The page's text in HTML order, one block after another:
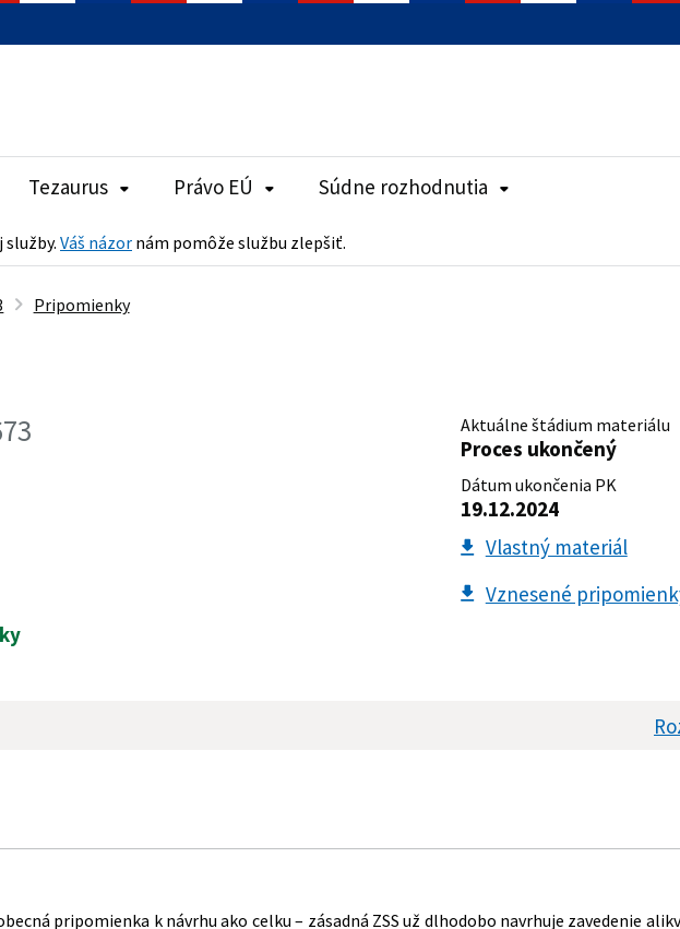
Tezaurus Právo EÚ Súdne rozhodnutia
Váš názor nám pomôže službu zlepšiť.